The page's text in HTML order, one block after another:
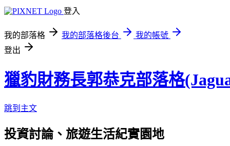
登入
我的部落格 我的部落格後台
我的帳號
登出
獵豹財務長郭恭克部落格
跳到主文
投資討論、旅遊生活紀實園地